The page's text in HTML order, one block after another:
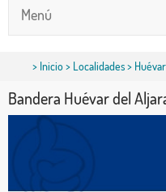
Menú
> Inicio> Localidades>
Bandera Huévar del